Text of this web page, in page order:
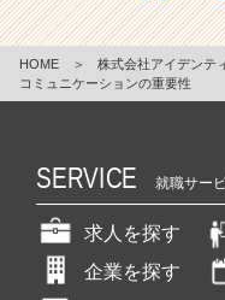
HOME ＞ 株式会社アイデンテ
コミュニケーションの重要性
SERVICE 就職サー
求人を探す
企業を探す